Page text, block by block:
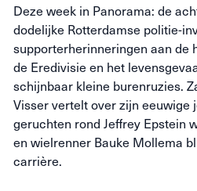
Deze week in Panorama: de
dodelijke Rotterdamse politie-
supporterherinneringen aan de
de Eredivisie en het
schijnbaar kleine burenruzies.
Visser vertelt over zijn eeuwige
geruchten rond Jeffrey Epstein
en wielrenner Bauke Mollema
carrière.